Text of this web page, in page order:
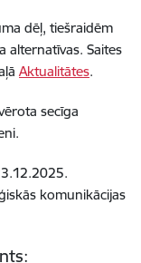
dēļ, tiešraidēm
alternatīvas. Saites
Aktualitātes.
secīga
.12.2025.
komunikācijas